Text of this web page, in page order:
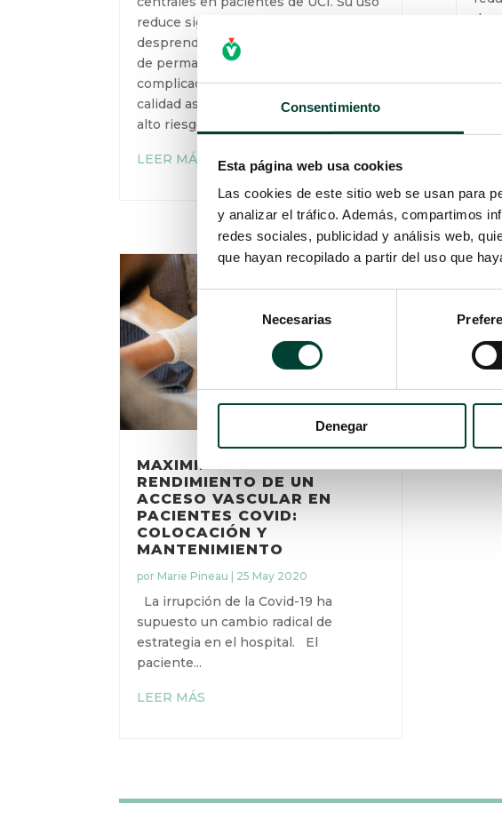
Consentimiento
Esta página web usa cookies
Las cookies de este sitio web se usan para
y analizar el tráfico. Además, compartimos
redes sociales, publicidad y análisis web,
que hayan recopilado a partir del uso que
Selección
de
consentimiento
Necesarias
Denegar
reduce significativamente el riesgo
de desprendimiento, prolonga el
tiempo de permanencia del catéter y
evita complicaciones locales,
mejorando la calidad asistencial en
pacientes con alto riesgo.
LEER MÁS
MAXIMIZAR EL
RENDIMIENTO DE UN
ACCESO VASCULAR EN
PACIENTES COVID:
COLOCACIÓN Y
MANTENIMIENTO
por Marie Pineau| 25 May 2020
La irrupción de la Covid-19 ha
supuesto un cambio radical de
estrategia en el hospital. El
paciente...
LEER MÁS